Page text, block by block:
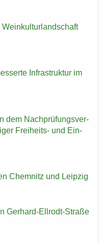
In­fra­struk­tur im
dem Nach­prü­fungs­ver­
Freiheits-​ und Ein­
Chem­nitz und Leip­zig
Gerhard-​Ellrodt-Straße